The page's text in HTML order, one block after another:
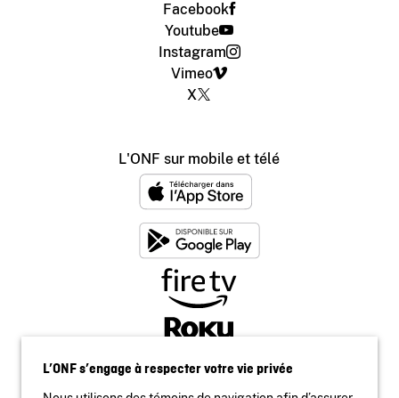
Facebook
Youtube
Instagram
Vimeo
X
L'ONF sur mobile et télé
L’ONF s’engage à respecter votre vie privée